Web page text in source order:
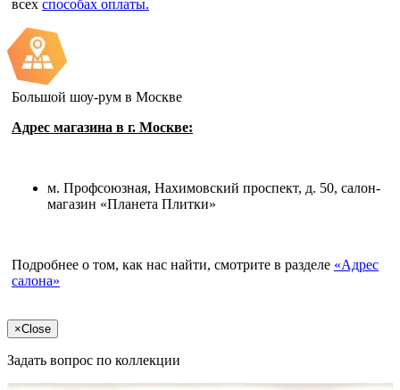
всех способах оплаты.
Большой шоу-рум в Москве
Адрес магазина в г. Москве:
м. Профсоюзная, Нахимовский проспект, д. 50, салон-
магазин «Планета Плитки»
Подробнее о том, как нас найти, смотрите в разделе «Адрес
салона»
×Close
Задать вопрос по коллекции